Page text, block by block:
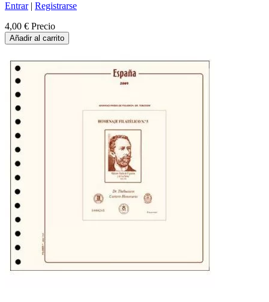
Entrar| Registrarse
4,00 € Precio
Añadir al carrito